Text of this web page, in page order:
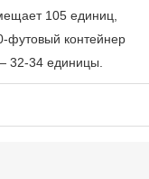
105 единиц,
футовый контейнер
32-34 единицы.